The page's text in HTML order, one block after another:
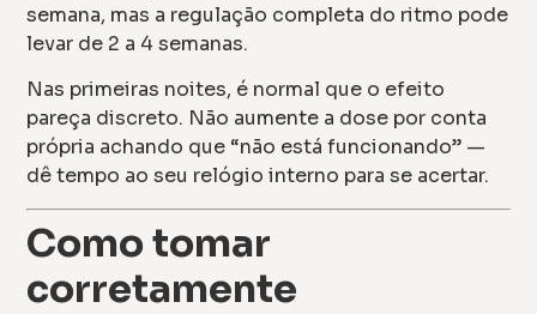
semana, mas a regulação completa do ritmo pode
levar de 2 a 4 semanas.
Nas primeiras noites, é normal que o efeito
pareça discreto. Não aumente a dose por conta
própria achando que “não está funcionando” —
dê tempo ao seu relógio interno para se acertar.
Como tomar
corretamente